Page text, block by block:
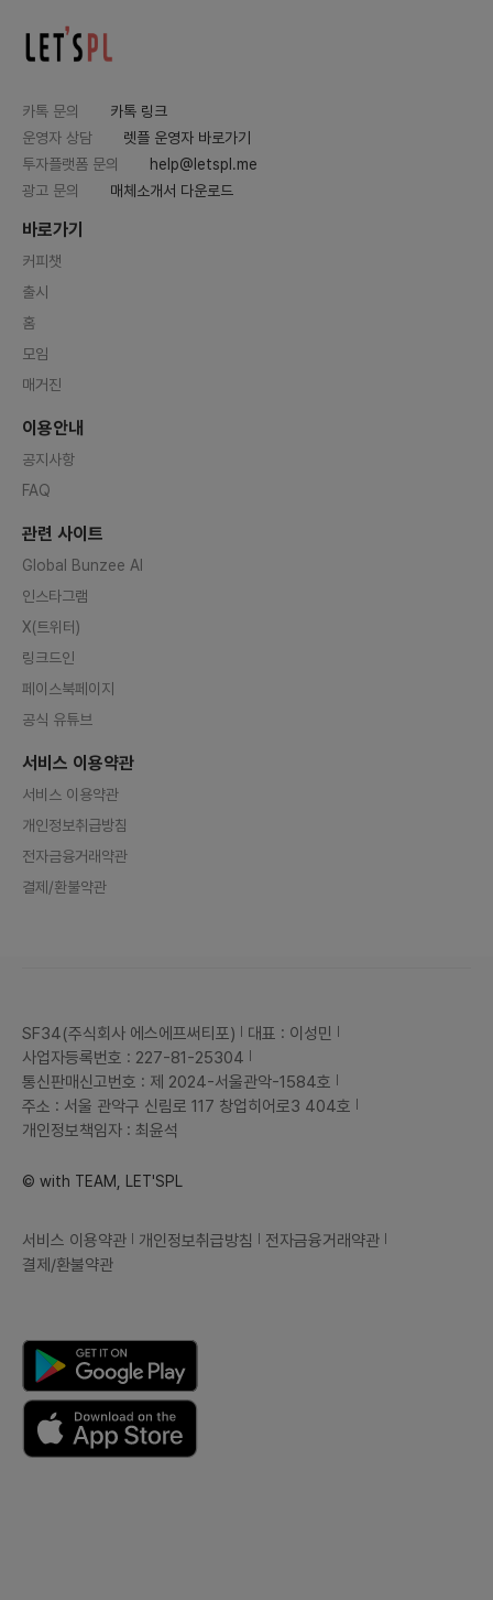
카톡 문의
카톡 링크
운영자 상담
렛플 운영자 바로가기
투자플랫폼 문의
help@letspl.me
광고 문의
매체소개서 다운로드
바로가기
커피챗
출시
홈
모임
매거진
이용안내
공지사항
FAQ
관련 사이트
Global Bunzee AI
인스타그램
X(트위터)
링크드인
페이스북페이지
공식 유튜브
서비스 이용약관
서비스 이용약관
개인정보취급방침
전자금융거래약관
결제/환불약관
SF34(주식회사 에스에프써티포)
대표 : 이성민
사업자등록번호 : 227-81-25304
통신판매신고번호 : 제 2024-서울관악-1584호
주소 : 서울 관악구 신림로 117 창업히어로3 404호
개인정보책임자 : 최윤석
© with TEAM, LET'SPL
서비스 이용약관 개인정보취급방침
전자금융거래약관
결제/환불약관